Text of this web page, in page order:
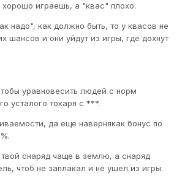
играешь, а "квас" плохо.
надо", как должно быть, то у квасов не
шансов и они уйдут из игры, где дохнут
уравновесить людей с норм
усталого токаря с ***.
да еще навернякак бонус по
снаряд чаще в землю, а снаряд
чтоб не заплакал и не ушел из игры.